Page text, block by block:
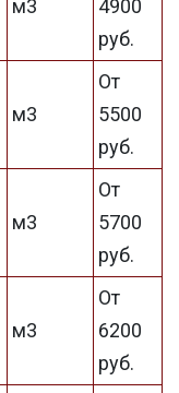
м3
4900
руб.
м3
От
5500
руб.
м3
От
5700
руб.
м3
От
6200
руб.